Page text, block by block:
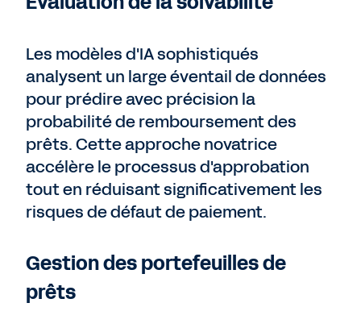
Les modèles d'IA sophistiqués
analysent un large éventail de données
pour prédire avec précision la
probabilité de remboursement des
prêts. Cette approche novatrice
accélère le processus d'approbation
tout en réduisant significativement les
risques de défaut de paiement.
Gestion des portefeuilles de
prêts